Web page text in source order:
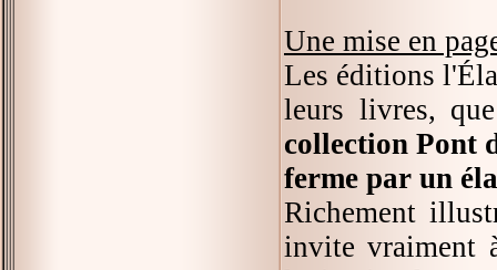
Une mise en
Les éditions
leurs livres,
collection Pont
ferme par un
Richement
invite vraiment